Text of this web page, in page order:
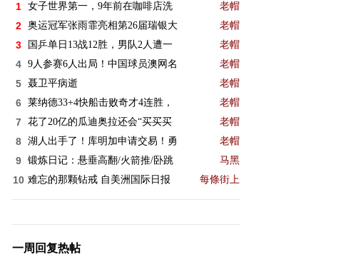
1 女子世界第一，9年前在咖啡店洗 老帽
2 奥运冠军张雨霏亮相第26届瑞银大 老帽
3 国乒单日13战12胜，男队2人遭一 老帽
4 9人参赛6人出局！中国球员澳网名 老帽
5 聂卫平病逝 老帽
6 莱纳德33+4快船击败奇才4连胜， 老帽
7 花了20亿的瓜迪奥拉还会“买买买 老帽
8 湖人出手了！库明加申请交易！勇 老帽
9 锻炼日记：悬垂高翻/火箭推/卧跳 马黑
10 难忘的那颗钻戒 自美洲国际日报 每條街上
一周回复热帖